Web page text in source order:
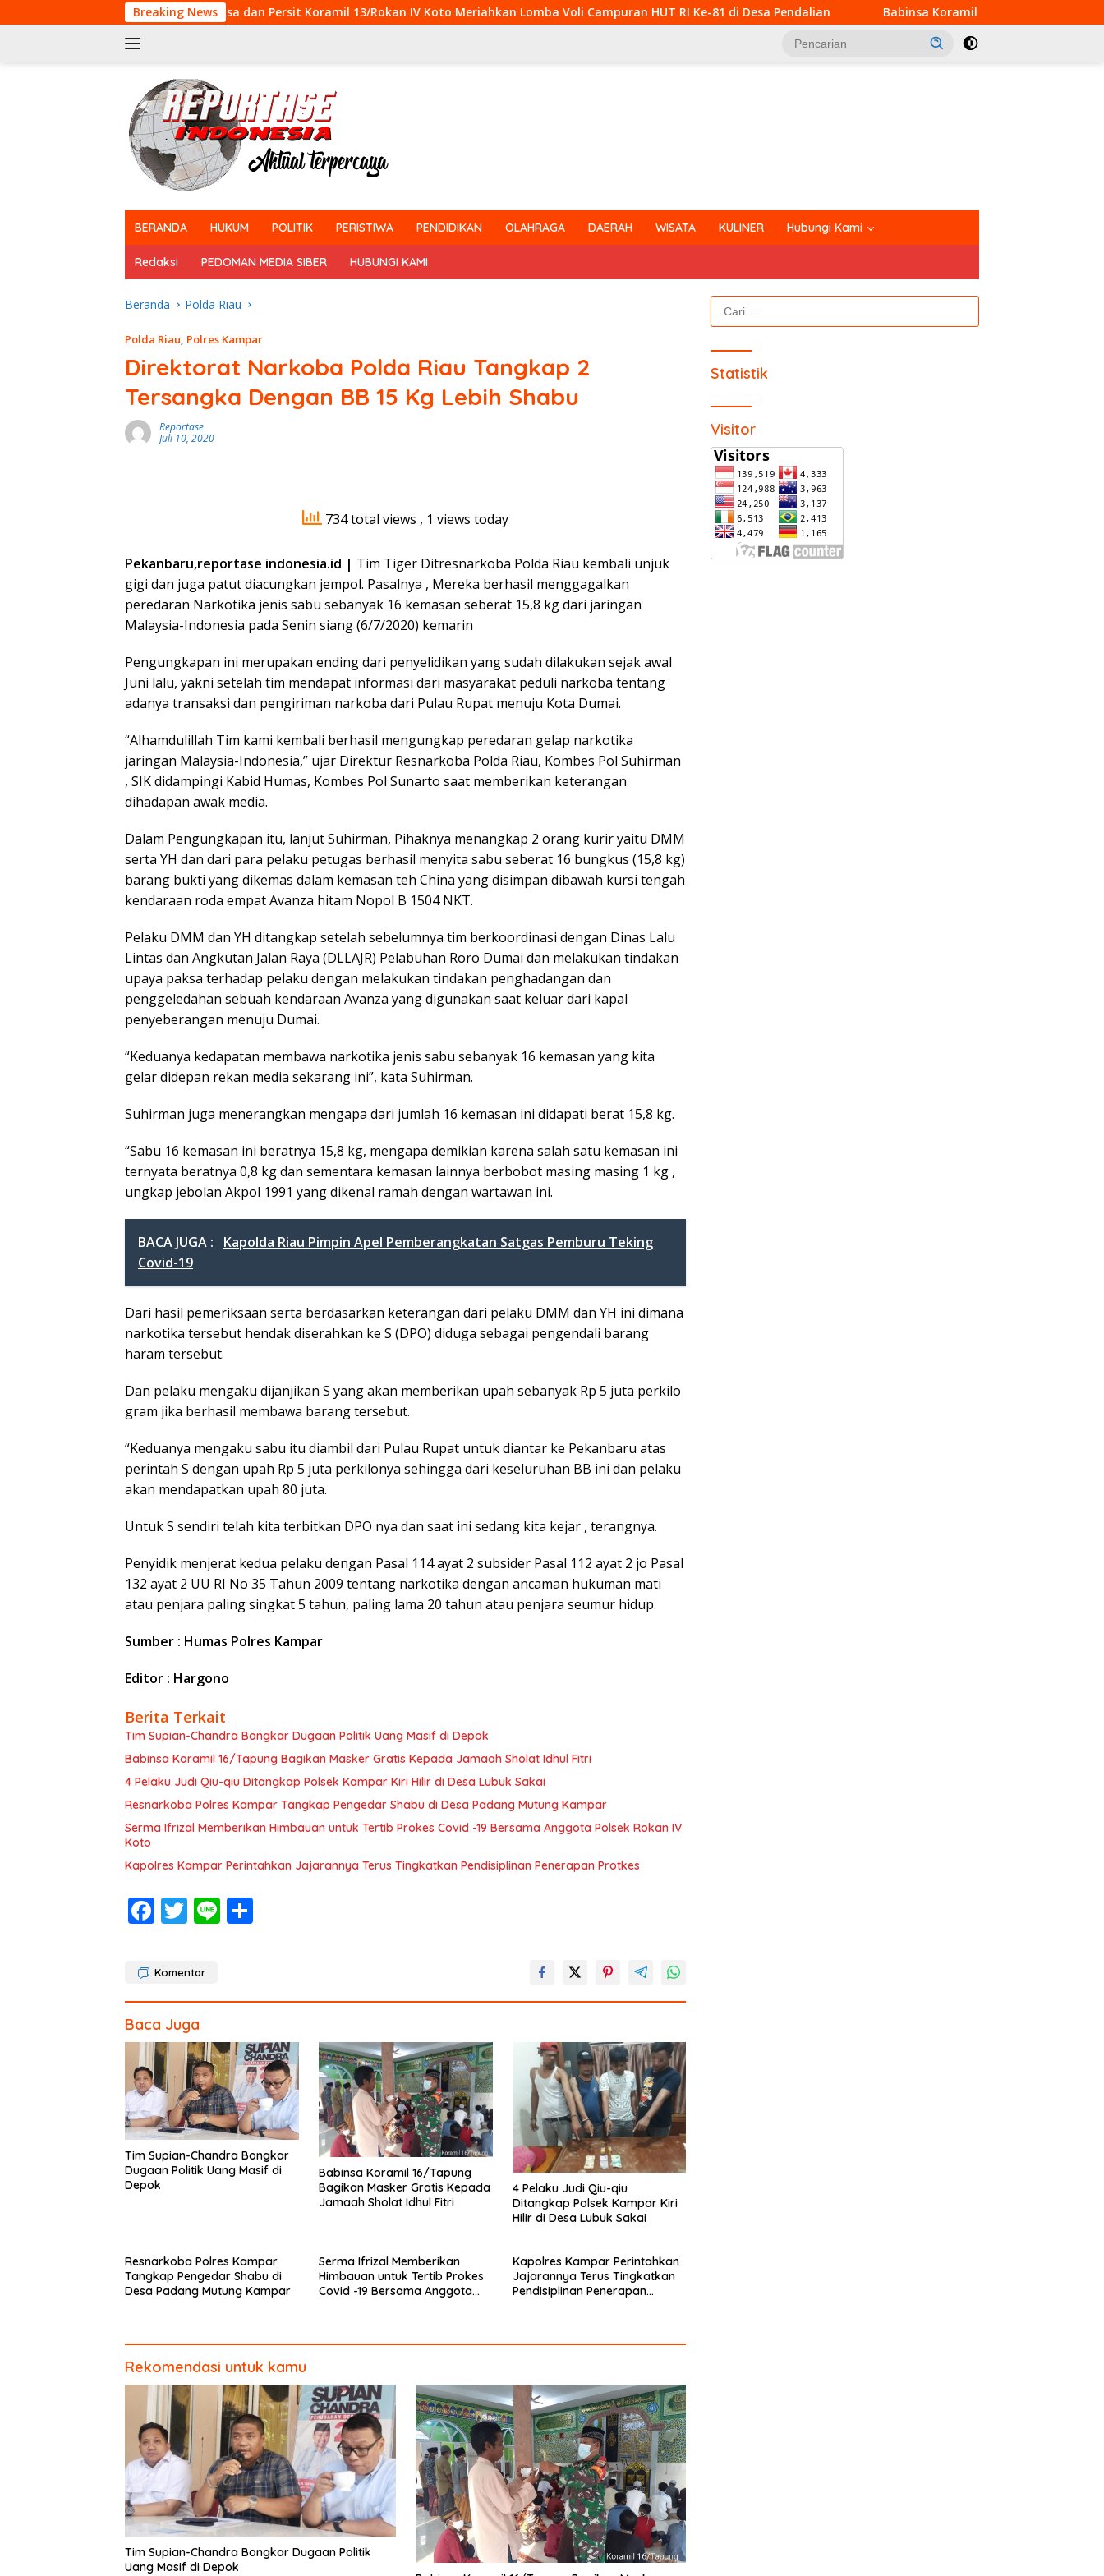
ke
Breaking News
Babinsa dan Persit Koramil 13/Rokan IV Koto Meriahkan Lomba Voli Campuran HUT RI Ke-81 di Desa Pendalian Babinsa Koramil 03/Bunut Perkuat Koordinasi
BERANDA HUKUM POLITIK PERISTIWA PENDIDIKAN OLAHRAGA DAERAH WISATA KULINER Hubungi Kami
Redaksi PEDOMAN MEDIA SIBER HUBUNGI KAMI
Beranda Polda Riau
Polda Riau, Polres Kampar
Direktorat Narkoba Polda Riau Tangkap 2
Tersangka Dengan BB 15 Kg Lebih Shabu
Reportase
Juli 10, 2020
734 total views , 1 views today
Pekanbaru,reportase indonesia.id | Tim Tiger Ditresnarkoba Polda Riau kembali unjuk
gigi dan juga patut diacungkan jempol. Pasalnya , Mereka berhasil menggagalkan
peredaran Narkotika jenis sabu sebanyak 16 kemasan seberat 15,8 kg dari jaringan
Malaysia-Indonesia pada Senin siang (6/7/2020) kemarin
Pengungkapan ini merupakan ending dari penyelidikan yang sudah dilakukan sejak awal
Juni lalu, yakni setelah tim mendapat informasi dari masyarakat peduli narkoba tentang
adanya transaksi dan pengiriman narkoba dari Pulau Rupat menuju Kota Dumai.
“Alhamdulillah Tim kami kembali berhasil mengungkap peredaran gelap narkotika
jaringan Malaysia-Indonesia,” ujar Direktur Resnarkoba Polda Riau, Kombes Pol Suhirman
, SIK didampingi Kabid Humas, Kombes Pol Sunarto saat memberikan keterangan
dihadapan awak media.
Dalam Pengungkapan itu, lanjut Suhirman, Pihaknya menangkap 2 orang kurir yaitu DMM
serta YH dan dari para pelaku petugas berhasil menyita sabu seberat 16 bungkus (15,8 kg)
barang bukti yang dikemas dalam kemasan teh China yang disimpan dibawah kursi tengah
kendaraan roda empat Avanza hitam Nopol B 1504 NKT.
Pelaku DMM dan YH ditangkap setelah sebelumnya tim berkoordinasi dengan Dinas Lalu
Lintas dan Angkutan Jalan Raya (DLLAJR) Pelabuhan Roro Dumai dan melakukan tindakan
upaya paksa terhadap pelaku dengan melakukan tindakan penghadangan dan
penggeledahan sebuah kendaraan Avanza yang digunakan saat keluar dari kapal
penyeberangan menuju Dumai.
“Keduanya kedapatan membawa narkotika jenis sabu sebanyak 16 kemasan yang kita
gelar didepan rekan media sekarang ini”, kata Suhirman.
Suhirman juga menerangkan mengapa dari jumlah 16 kemasan ini didapati berat 15,8 kg.
“Sabu 16 kemasan ini beratnya 15,8 kg, mengapa demikian karena salah satu kemasan ini
ternyata beratnya 0,8 kg dan sementara kemasan lainnya berbobot masing masing 1 kg ,
ungkap jebolan Akpol 1991 yang dikenal ramah dengan wartawan ini.
BACA JUGA :
Kapolda Riau Pimpin Apel Pemberangkatan Satgas Pemburu Teking
Covid-19
Dari hasil pemeriksaan serta berdasarkan keterangan dari pelaku DMM dan YH ini dimana
narkotika tersebut hendak diserahkan ke S (DPO) diduga sebagai pengendali barang
haram tersebut.
Dan pelaku mengaku dijanjikan S yang akan memberikan upah sebanyak Rp 5 juta perkilo
gram jika berhasil membawa barang tersebut.
“Keduanya mengaku sabu itu diambil dari Pulau Rupat untuk diantar ke Pekanbaru atas
perintah S dengan upah Rp 5 juta perkilonya sehingga dari keseluruhan BB ini dan pelaku
akan mendapatkan upah 80 juta.
Untuk S sendiri telah kita terbitkan DPO nya dan saat ini sedang kita kejar , terangnya.
Penyidik menjerat kedua pelaku dengan Pasal 114 ayat 2 subsider Pasal 112 ayat 2 jo Pasal
132 ayat 2 UU RI No 35 Tahun 2009 tentang narkotika dengan ancaman hukuman mati
atau penjara paling singkat 5 tahun, paling lama 20 tahun atau penjara seumur hidup.
Sumber : Humas Polres Kampar
Editor : Hargono
Berita Terkait
Tim Supian-Chandra Bongkar Dugaan Politik Uang Masif di Depok
Babinsa Koramil 16/Tapung Bagikan Masker Gratis Kepada Jamaah Sholat Idhul Fitri
4 Pelaku Judi Qiu-qiu Ditangkap Polsek Kampar Kiri Hilir di Desa Lubuk Sakai
Resnarkoba Polres Kampar Tangkap Pengedar Shabu di Desa Padang Mutung Kampar
Serma Ifrizal Memberikan Himbauan untuk Tertib Prokes Covid -19 Bersama Anggota Polsek Rokan IV
Koto
Kapolres Kampar Perintahkan Jajarannya Terus Tingkatkan Pendisiplinan Penerapan Protkes
F
e
o
o
k
T
itt
Li
Komentar
Baca Juga
Tim Supian-Chandra Bongkar
Dugaan Politik Uang Masif di
Depok
Babinsa Koramil 16/Tapung
Bagikan Masker Gratis Kepada
Jamaah Sholat Idhul Fitri
4 Pelaku Judi Qiu-qiu
Ditangkap Polsek Kampar Kiri
Hilir di Desa Lubuk Sakai
Resnarkoba Polres Kampar
Tangkap Pengedar Shabu di
Desa Padang Mutung Kampar
Serma Ifrizal Memberikan
Himbauan untuk Tertib Prokes
Covid -19 Bersama Anggota
Kapolres Kampar Perintahkan
Jajarannya Terus Tingkatkan
Pendisiplinan Penerapan
Rekomendasi untuk kamu
Tim Supian-Chandra Bongkar Dugaan Politik
Uang Masif di Depok
Cari
untuk:
Statistik
Visitor